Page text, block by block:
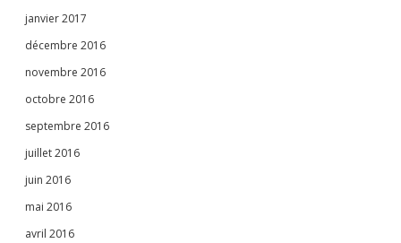
janvier 2017
décembre 2016
novembre 2016
octobre 2016
septembre 2016
juillet 2016
juin 2016
mai 2016
avril 2016